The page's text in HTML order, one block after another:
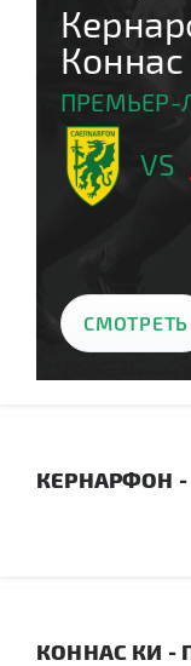
ПРЕМЬЕР-
VS
СМОТРЕТЬ
КЕРНАРФОН
КОННАС КИ -